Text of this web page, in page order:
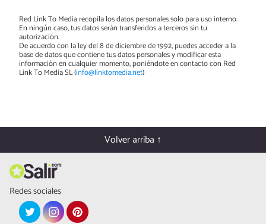
Red Link To Media recopila los datos personales solo para uso interno.
En ningún caso, tus datos serán transferidos a terceros sin tu
autorización.
De acuerdo con la ley del 8 de diciembre de 1992, puedes acceder a la
base de datos que contiene tus datos personales y modificar esta
información en cualquier momento, poniéndote en contacto con Red
Link To Media SL (info@linktomedia.net)
Volver arriba ↑
Redes sociales